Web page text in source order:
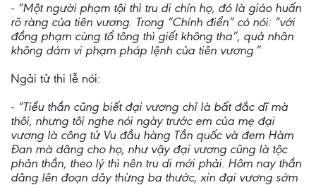
- “Một người phạm tội thì tru di chín họ, đó là giáo huấn
rõ ràng của tiên vương. Trong “Chính điển” có nói: “với
đồng phạm cùng tổ tông thì giết không tha”, quả nhân
không dám vi phạm pháp lệnh của tiên vương.”
Ngải tử thi lễ nói:
- “Tiểu thần cũng biết đại vương chỉ là bất đắc dĩ mà
thôi, nhưng tôi nghe nói ngày trước em của mẹ đại
vương là công tử Vu đầu hàng Tần quốc và đem Hàm
Đan mà dâng cho họ, như vậy đại vương cũng là tộc
phản thần, theo lý thì nên tru di mới phải. Hôm nay thần
dâng lên đoạn dây thừng ba thước, xin đại vương sớm